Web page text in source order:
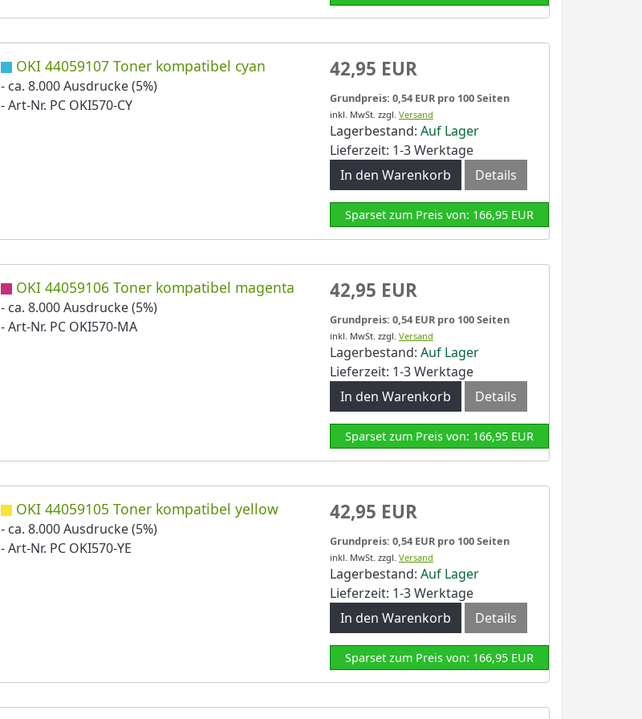
OKI 44059107 Toner kompatibel cyan
- ca. 8.000 Ausdrucke (5%)
- Art-Nr. PC OKI570-CY
42,95 EUR
Grundpreis: 0,54 EUR pro 100 Seiten
inkl. MwSt. zzgl. Versand
Lagerbestand: Auf Lager
Lieferzeit: 1-3 Werktage
In den Warenkorb
Details
Sparset zum Preis von: 166,95 EUR
OKI 44059106 Toner kompatibel magenta
- ca. 8.000 Ausdrucke (5%)
- Art-Nr. PC OKI570-MA
42,95 EUR
Grundpreis: 0,54 EUR pro 100 Seiten
inkl. MwSt. zzgl. Versand
Lagerbestand: Auf Lager
Lieferzeit: 1-3 Werktage
In den Warenkorb
Details
Sparset zum Preis von: 166,95 EUR
OKI 44059105 Toner kompatibel yellow
- ca. 8.000 Ausdrucke (5%)
- Art-Nr. PC OKI570-YE
42,95 EUR
Grundpreis: 0,54 EUR pro 100 Seiten
inkl. MwSt. zzgl. Versand
Lagerbestand: Auf Lager
Lieferzeit: 1-3 Werktage
In den Warenkorb
Details
Sparset zum Preis von: 166,95 EUR